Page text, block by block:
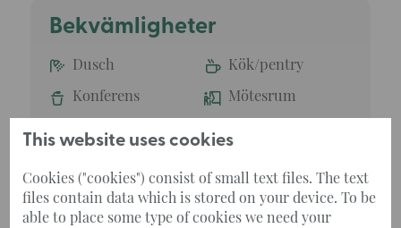
Bekvämligheter
Dusch Kök/pentry
Konferens Mötesrum
WC
This website uses cookies
Cookies ("cookies") consist of small text files. The text
files contain data which is stored on your device. To be
able to place some type of cookies we need your